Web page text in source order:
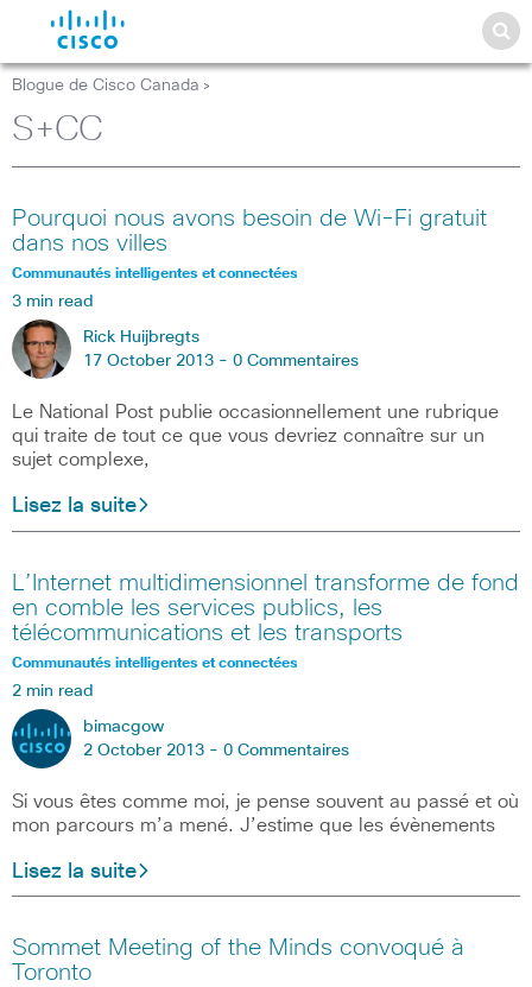
Blogue de Cisco Canada >
S+CC
Pourquoi nous avons besoin de Wi-Fi gratuit
dans nos villes
Communautés intelligentes et connectées
3 min read
Rick Huijbregts
17 October 2013 - 0 Commentaires
Le National Post publie occasionnellement une rubrique
qui traite de tout ce que vous devriez connaître sur un
sujet complexe,
Lisez la suite
L’Internet multidimensionnel transforme de fond
en comble les services publics, les
télécommunications et les transports
Communautés intelligentes et connectées
2 min read
bimacgow
2 October 2013 - 0 Commentaires
Si vous êtes comme moi, je pense souvent au passé et où
mon parcours m’a mené. J’estime que les évènements
Lisez la suite
Sommet Meeting of the Minds convoqué à
Toronto